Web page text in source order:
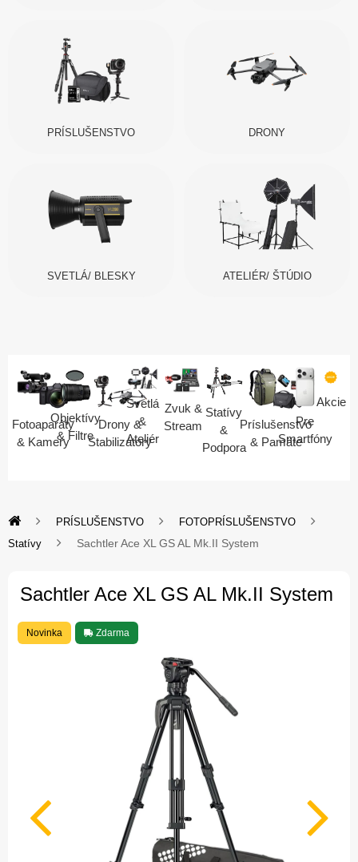
PRÍSLUŠENSTVO DRONY
SVETLÁ/ BLESKY ATELIÉR/ ŠTÚDIO
Fotoaparáty
& Kamery
Objektívy
& Filtre
Drony &
Stabilizátory
Svetlá
&
Ateliér
Zvuk &
Stream
Statívy
&
Podpora
Príslušenstvo
& Pamäte
Pre
Smartfóny
Akcie
PRÍSLUŠENSTVO
FOTOPRÍSLUŠENSTVO
Statívy
Sachtler Ace XL GS AL Mk.II System
Sachtler Ace XL GS AL Mk.II System
Novinka Zdarma